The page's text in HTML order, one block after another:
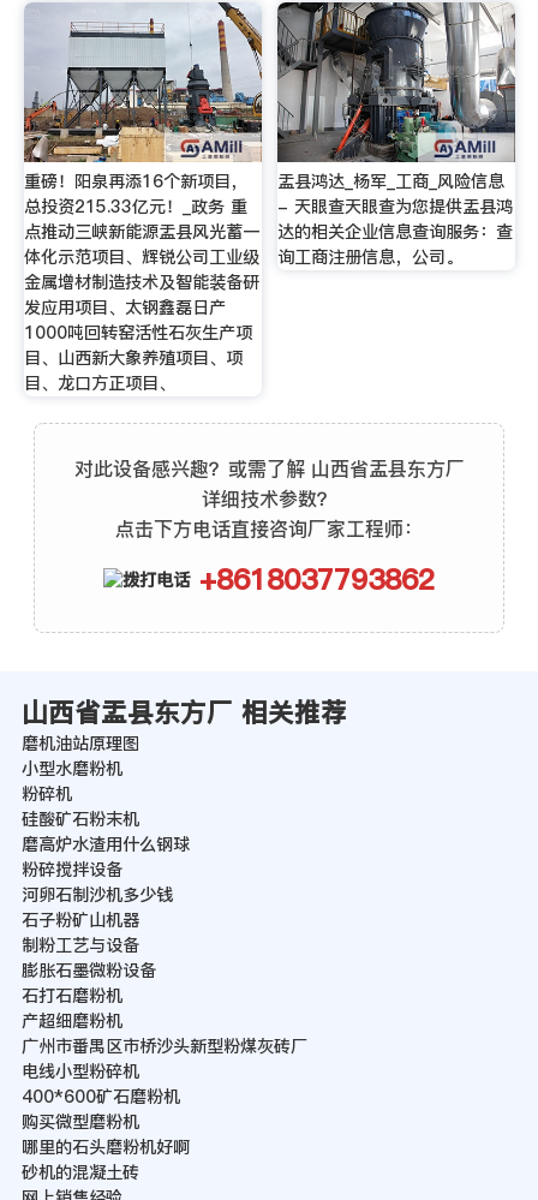
重磅！阳泉再添16个新项目，
总投资215.33亿元！_政务 重
点推动三峡新能源盂县风光蓄一
体化示范项目、辉锐公司工业级
金属增材制造技术及智能装备研
发应用项目、太钢鑫磊日产
1000吨回转窑活性石灰生产项
目、山西新大象养殖项目、项
目、龙口方正项目、
盂县鸿达_杨军_工商_风险信息
- 天眼查天眼查为您提供盂县鸿
达的相关企业信息查询服务：查
询工商注册信息，公司。
对此设备感兴趣？或需了解 山西省盂县东方厂
详细技术参数？
点击下方电话直接咨询厂家工程师：
+8618037793862
山西省盂县东方厂 相关推荐
磨机油站原理图
小型水磨粉机
粉碎机
硅酸矿石粉末机
磨高炉水渣用什么钢球
粉碎搅拌设备
河卵石制沙机多少钱
石子粉矿山机器
制粉工艺与设备
膨胀石墨微粉设备
石打石磨粉机
产超细磨粉机
广州市番禺区市桥沙头新型粉煤灰砖厂
电线小型粉碎机
400*600矿石磨粉机
购买微型磨粉机
哪里的石头磨粉机好啊
砂机的混凝土砖